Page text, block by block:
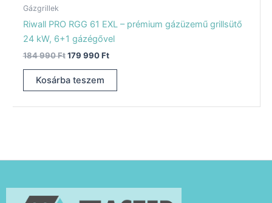
Gázgrillek
Riwall PRO RGG 61 EXL – prémium gázüzemű grillsütő
24 kW, 6+1 gázégővel
184 990Ft 179 990Ft
Kosárba teszem